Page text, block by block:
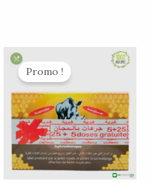
Promo !
initial
était :
49.90 €.
est :
30.00 €.